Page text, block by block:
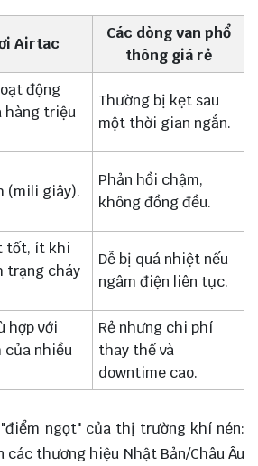
Airtac
Các dòng van phổ
thông giá rẻ
động
hàng triệu
Thường bị kẹt sau
một thời gian ngắn.
(mili giây).
Phản hồi chậm,
không đồng đều.
tốt, ít khi
trạng cháy
Dễ bị quá nhiệt nếu
ngâm điện liên tục.
hợp với
của nhiều
Rẻ nhưng chi phí
thay thế và
downtime cao.
ngọt" của thị trường khí nén:
thương hiệu Nhật Bản/Châu Âu